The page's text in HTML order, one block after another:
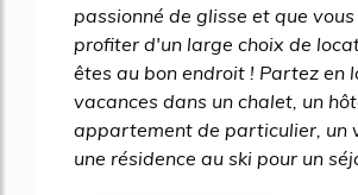
passionné de glisse et que
profiter d'un large choix de
êtes au bon endroit ! Partez en
vacances dans un chalet, un
appartement de particulier, un
une résidence au ski pour un